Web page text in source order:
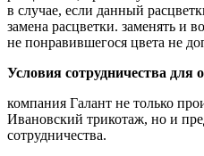
в случае, если данный
замена расцветки. заменять и
не понравившегося цвета не
Условия сотрудничества для
компания Галант не только
Ивановский трикотаж, но и
сотрудничества.